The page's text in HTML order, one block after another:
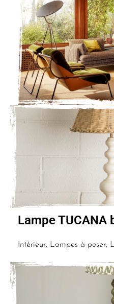
Lampe TUCANA
Intérieur, Lampes à poser,